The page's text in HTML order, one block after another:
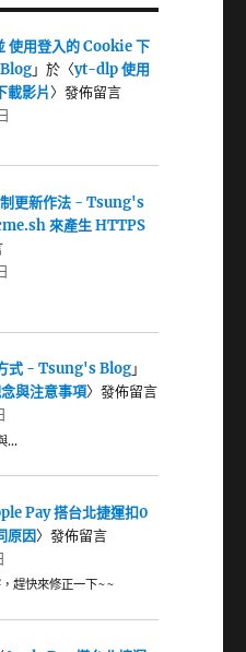
使用登入的 Cookie 下
」於〈yt-dlp 使用
載影片〉發佈留言
更新作法 - Tsung's
來產生 HTTPS
方式 - Tsung's Blog」
與注意事項〉發佈留言
…
Pay 搭台北捷運扣0
原因〉發佈留言
趕快來修正一下~~